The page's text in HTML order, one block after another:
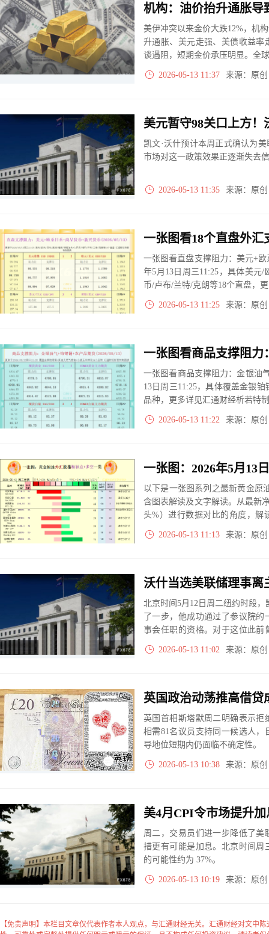
美伊冲突以来金价大跌12%，机
升通胀、美元走强、美债收益率
谈遇阻，短期金价承压明显。全
始回流，中长期支撑稳固。机
5000 美元，宏观逆风缓解后金价
2026-05-13 11:37 来源：原
凯文·沃什预计本周正式确认为
市场对这一政策效果正逐渐失去
2026-05-13 11:35 来源：原
一张图看直盘支撑阻力：美元+
年5月13日周三11:25，具体美元
币/卢布/兰特/克朗等18个直盘，
2026-05-13 11:25 来源：原
一张图看商品支撑阻力：金银油
13日周三11:25，具体覆盖金银
品种，更多详见汇通财经析若特
2026-05-13 11:22 来源：原
以下是一张图系列之最新黄金原
含图表解读及文字解读。从最新
头%）进行数据对比的角度，解
大、净多头减小、净空头无变
实际数据对比结果对应展示其中
2026-05-13 11:13 来源：原
北京时间5月12日周二纽约时段
了一步，他成功通过了参议院
事会任职的资格。对于这位此前
来要进行的投票是选举其担任主
2026-05-13 11:02 来源：原
英国首相斯塔默周二明确表示拒
相需81名议员支持同一候选人
导地位短期内仍面临不确定性。
2026-05-13 10:38 来源：原
周二，交易员们进一步降低了
措更有可能是加息。北京时间周
的可能性约为 37%。
2026-05-13 10:19 来源：原
【免责声明】本栏目文章仅代表作者本人观点，与汇通财经无关。汇通财经对文中